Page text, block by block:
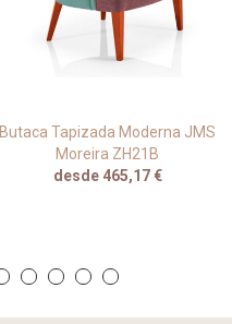
Butaca Tapizada Moderna JMS
Moreira ZH21B
desde 465,17 €